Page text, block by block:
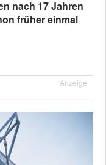
nach 17 Jahren
früher einmal
Anzeige